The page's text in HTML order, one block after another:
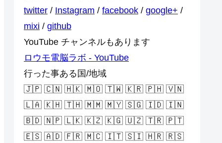
twitter / Instagram / facebook / google+ /
mixi / github
YouTube チャンネルもあります
ロウモ電脳ラボ - YouTube
行った事ある国/地域
🇯🇵 🇨🇳 🇭🇰 🇲🇴 🇹🇼 🇰🇷 🇵🇭 🇻🇳
🇱🇦 🇰🇭 🇹🇭 🇲🇲 🇲🇾 🇸🇬 🇮🇩 🇮🇳
🇧🇩 🇳🇵 🇱🇰 🇰🇿 🇰🇬 🇺🇿 🇹🇷 🇵🇹
🇪🇸 🇦🇩 🇫🇷 🇲🇨 🇮🇹 🇸🇮 🇭🇷 🇷🇸